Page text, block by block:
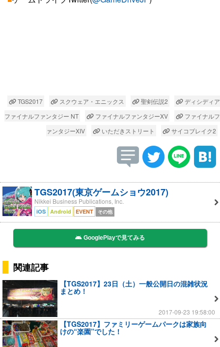
TGS2017 スクウェア・エニックス 聖剣伝説2
ディシディア
ファイナルファンタジー NT
ファイナルファンタジーXV
ファイナルフ
ァンタジーXIV
いただきストリート サイコブレイク2
TGS2017(東京ゲームショウ2017)
Nikkei Business Publications, Inc.
iOS Android EVENT その他
GooglePlayで見てみる
関連記事
【TGS2017】23日（土）一般公開日の混雑状況
まとめ！
2017-09-23 19:58:00
【TGS2017】ファミリーゲームパークは家族向
けの“楽園”でした！